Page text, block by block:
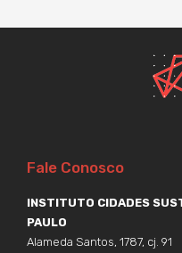
Fale Conosco
INSTITUTO CIDADES
PAULO
Alameda Santos, 1787, cj. 91